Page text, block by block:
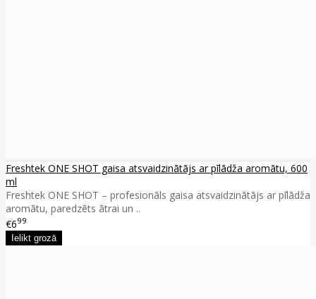
Freshtek ONE SHOT gaisa atsvaidzinātājs ar pīlādža aromātu, 600
ml
Freshtek ONE SHOT – profesionāls gaisa atsvaidzinātājs ar pīlādža
aromātu, paredzēts ātrai un ..
€699